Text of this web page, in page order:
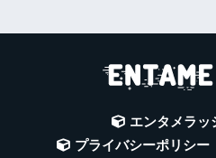
エンタメラッ
プライバシーポリシー